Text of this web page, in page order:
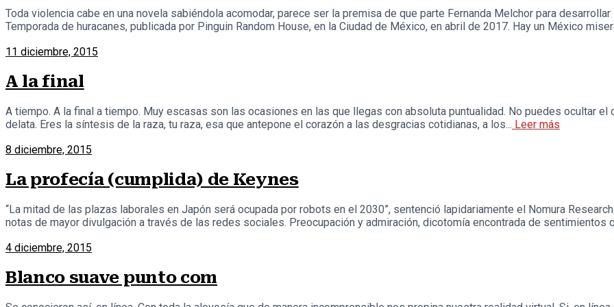
Toda violencia cabe en una novela sabiéndola acomodar, parece ser la premisa de que parte Fernanda Melchor para
Temporada de huracanes, publicada por Pinguin Random House, en la Ciudad de México, en abril de 2017. Hay un México
11 diciembre, 2015
A la final
A tiempo. A la final a tiempo. Muy escasas son las ocasiones en las que llegas con absoluta puntualidad. No puedes ocultar
delata. Eres la síntesis de la raza, tu raza, esa que antepone el corazón a las desgracias cotidianas, a los... Leer más
8 diciembre, 2015
La profecía (cumplida) de Keynes
“La mitad de las plazas laborales en Japón será ocupada por robots en el 2030”, sentenció lapidariamente el Nomura
notas de mayor divulgación a través de las redes sociales. Preocupación y admiración, dicotomía encontrada de sentimientos
4 diciembre, 2015
Blanco suave punto com